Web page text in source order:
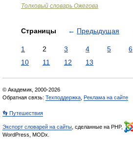
Толковый словарь Ожегова
Страницы ← Предыдущая
1 2 3 4 5 6
10
11 12 13
© Академик, 2000-2026
Обратная связь: Техподдержка Реклама на сайте
👣 Путешествия
Экспорт словарей на сайты , сделанные на PHP,
WordPress, MODx.